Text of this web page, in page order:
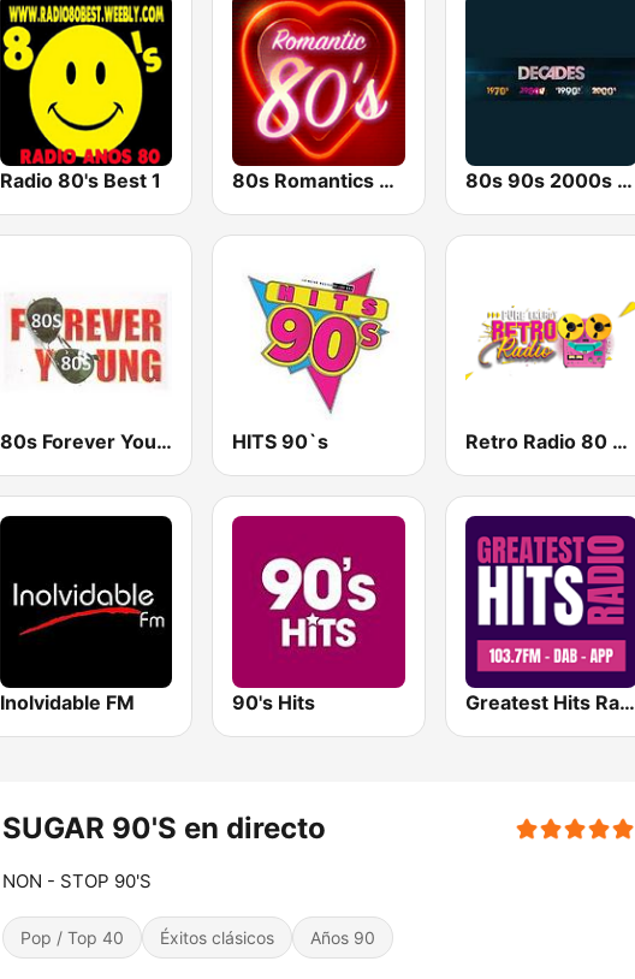
Radio 80's Best 1 80s Romantics Radio 80s 90s 2000s Super Hits
80s Forever Young HITS 90`s Retro Radio 80 & 90
Inolvidable FM 90's Hits Greatest Hits Radio Spain
SUGAR 90'S en directo
NON - STOP 90'S
Pop / Top 40 Éxitos clásicos Años 90